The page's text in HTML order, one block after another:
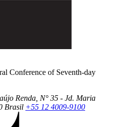
Conference of Seventh-day
Renda, N° 35 - Jd. Maria
Brasil +55 12 4009-9100